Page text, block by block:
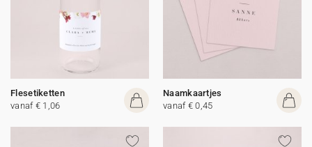
Flesetiketten
vanaf € 1,06
Naamkaartjes
vanaf € 0,45